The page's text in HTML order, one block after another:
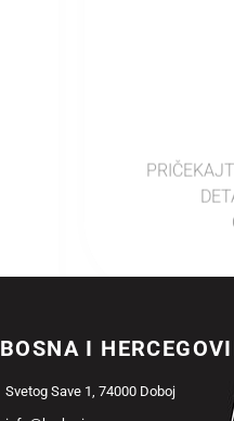
BOSNA I
Svetog Save 1, 74000 Doboj